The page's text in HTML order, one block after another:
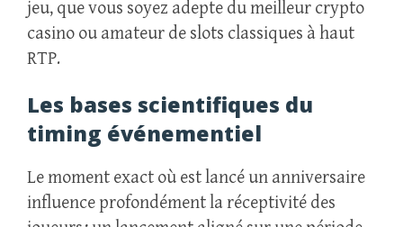
jeu, que vous soyez adepte du meilleur crypto
casino ou amateur de slots classiques à haut
RTP.
Les bases scientifiques du
timing événementiel
Le moment exact où est lancé un anniversaire
influence profondément la réceptivité des